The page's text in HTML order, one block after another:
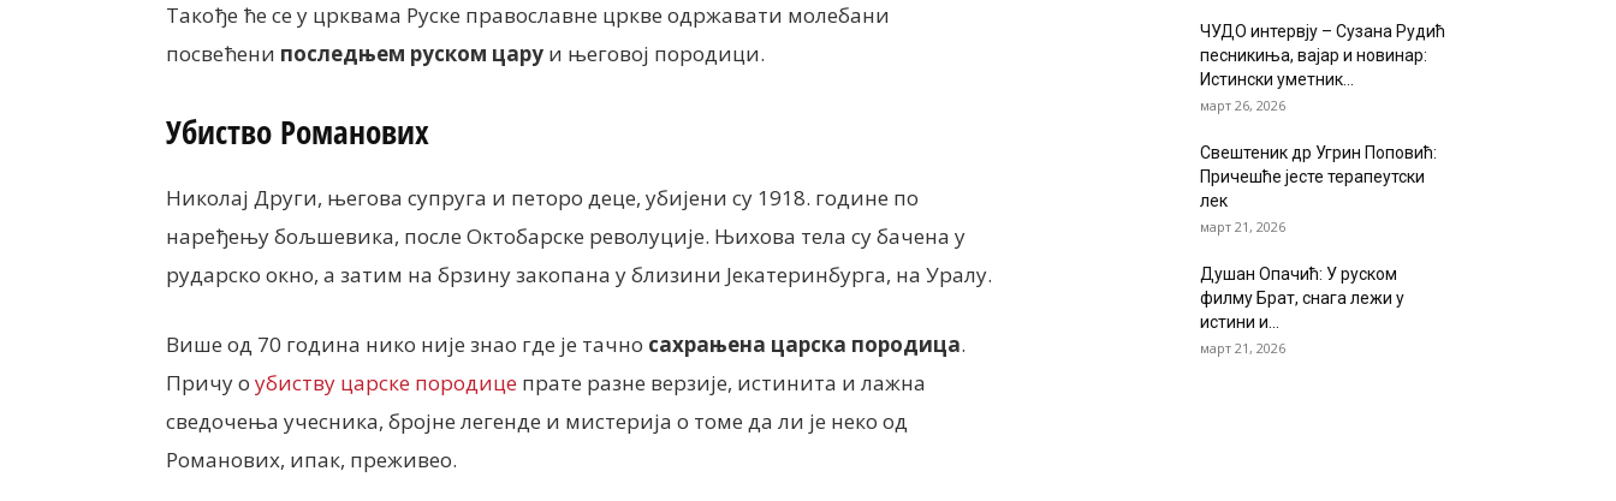
Такође ће се у црквама Руске православне цркве одржавати молебани
посвећени последњем руском цару и његовој породици.
Убиство Романових
Николај Други, његова супруга и петоро деце, убијени су 1918. године по
наређењу бољшевика, после Октобарске револуције. Њихова тела су бачена у
рударско окно, а затим на брзину закопана у близини Јекатеринбурга, на Уралу.
Више од 70 година нико није знао где је тачно сахрањена царска породица.
Причу о убиству царске породице прате разне верзије, истинита и лажна
сведочења учесника, бројне легенде и мистерија о томе да ли је неко од
Романових, ипак, преживео.
ЧУДО интервју – Сузана Рудић
песникиња, вајар и новинар:
Истински уметник...
март 26, 2026
Свештеник др Угрин Поповић:
Причешће јесте терапеутски
лек
март 21, 2026
Душан Опачић: У руском
филму Брат, снага лежи у
истини и...
март 21, 2026